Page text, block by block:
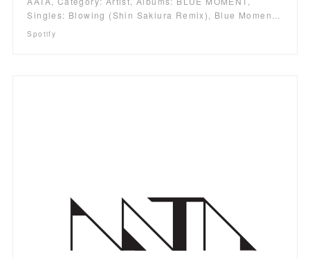
Singles: Blowing (Shin Sakiura Remix), Blue Momen…
Spotify